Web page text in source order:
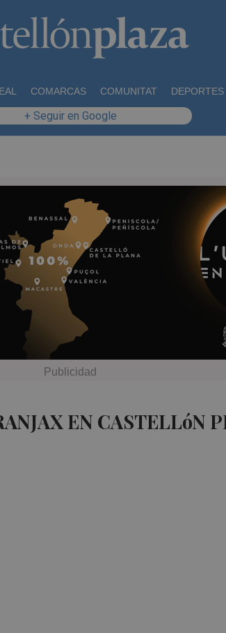
COMARCAS COMUNITAT DEPORTES
+ Seguir en Google
EN CASTELLóN